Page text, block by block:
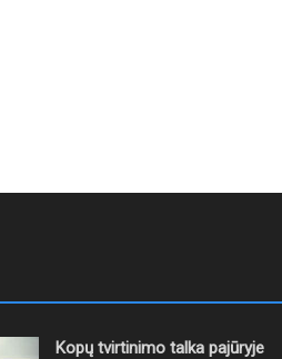
Kopų tvirtinimo talka pajūryje